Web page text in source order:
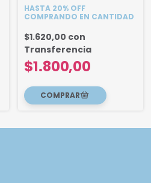
HASTA 20% OFF
COMPRANDO EN CANTIDAD
$1.800,00
$1.620,00 con
Transferencia